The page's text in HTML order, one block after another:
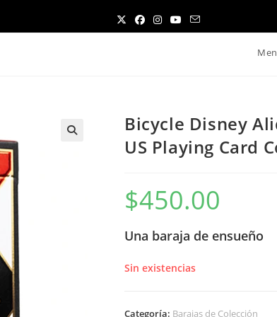
Bicycle Disney
US Playing Card
$450.00
Una baraja de ensueño
Sin existencias
Categoría: Barajas de Colección